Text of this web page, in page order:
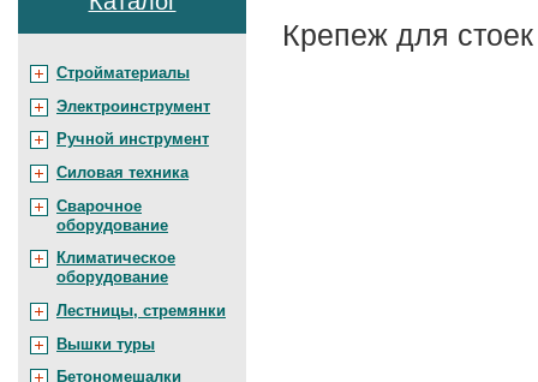
Крепеж для
Стройматериалы
Электроинструмент
Ручной инструмент
Силовая техника
Сварочное
оборудование
Климатическое
оборудование
Лестницы, стремянки
Вышки туры
Бетономешалки